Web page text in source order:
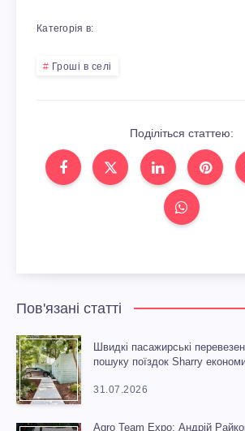
Категорія в:
Гроші в селі
Поділіться статтею:
Пов'язані статті
Швидкі пасажирські
пошуку поїздок Sharry
31.07.2026
Agro Team Expo: Андрій